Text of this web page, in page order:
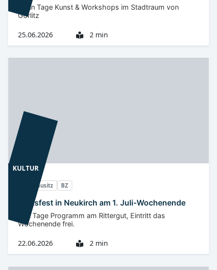
Neun Tage Kunst & Workshops im Stadtraum von
Görlitz
25.06.2026 2 min
KULTUR
Oberlausitz BZ
Volksfest in Neukirch am 1. Juli-Wochenende
Drei Tage Programm am Rittergut, Eintritt das
Wochenende frei.
22.06.2026 2 min